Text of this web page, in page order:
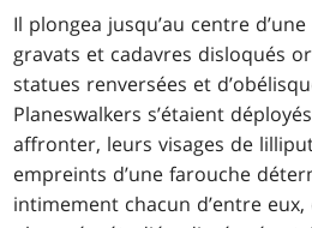
Il plongea jusqu’au centre
gravats et cadavres disloqués
statues renversées et
Planeswalkers s’étaient
affronter, leurs visages de
empreints d’une farouche
intimement chacun d’entre